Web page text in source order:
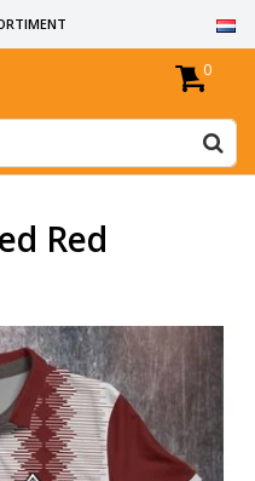
RECHT
ZIJN ONGEBOORD
0
Red